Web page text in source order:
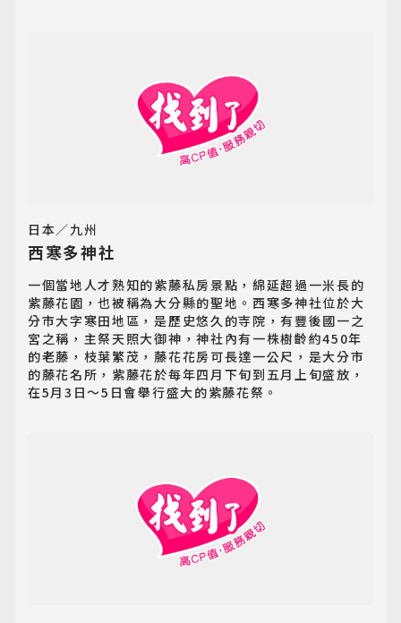
Northeast Asia
日本／九州
西寒多神社
一個當地人才熟知的紫藤私房景點，綿延超過一米長的
紫藤花園，也被稱為大分縣的聖地。西寒多神社位於大
分市大字寒田地區，是歷史悠久的寺院，有豐後國一之
宮之稱，主祭天照大御神，神社內有一株樹齡約450年
的老藤，枝葉繁茂，藤花花房可長達一公尺，是大分市
的藤花名所，紫藤花於每年四月下旬到五月上旬盛放，
在5月3日～5日會舉行盛大的紫藤花祭。